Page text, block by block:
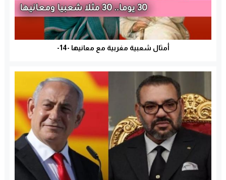
أمثال شعبية مغربية مع معانيها -14-